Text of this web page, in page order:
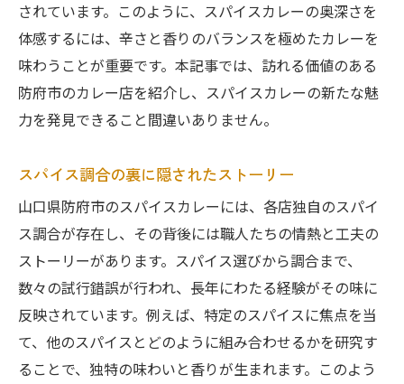
されています。このように、スパイスカレーの奥深さを
体感するには、辛さと香りのバランスを極めたカレーを
味わうことが重要です。本記事では、訪れる価値のある
防府市のカレー店を紹介し、スパイスカレーの新たな魅
力を発見できること間違いありません。
スパイス調合の裏に隠されたストーリー
山口県防府市のスパイスカレーには、各店独自のスパイ
ス調合が存在し、その背後には職人たちの情熱と工夫の
ストーリーがあります。スパイス選びから調合まで、
数々の試行錯誤が行われ、長年にわたる経験がその味に
反映されています。例えば、特定のスパイスに焦点を当
て、他のスパイスとどのように組み合わせるかを研究す
ることで、独特の味わいと香りが生まれます。このよう